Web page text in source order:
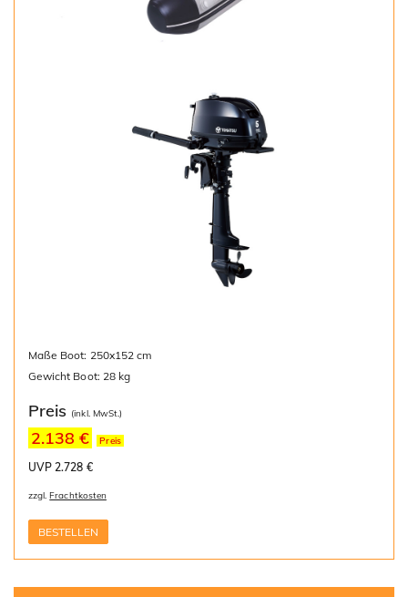
Maße Boot: 250x152 cm
Gewicht Boot: 28 kg
Preis (inkl. MwSt.)
2.138 € Preis
UVP 2.728 €
zzgl.Frachtkosten
BESTELLEN